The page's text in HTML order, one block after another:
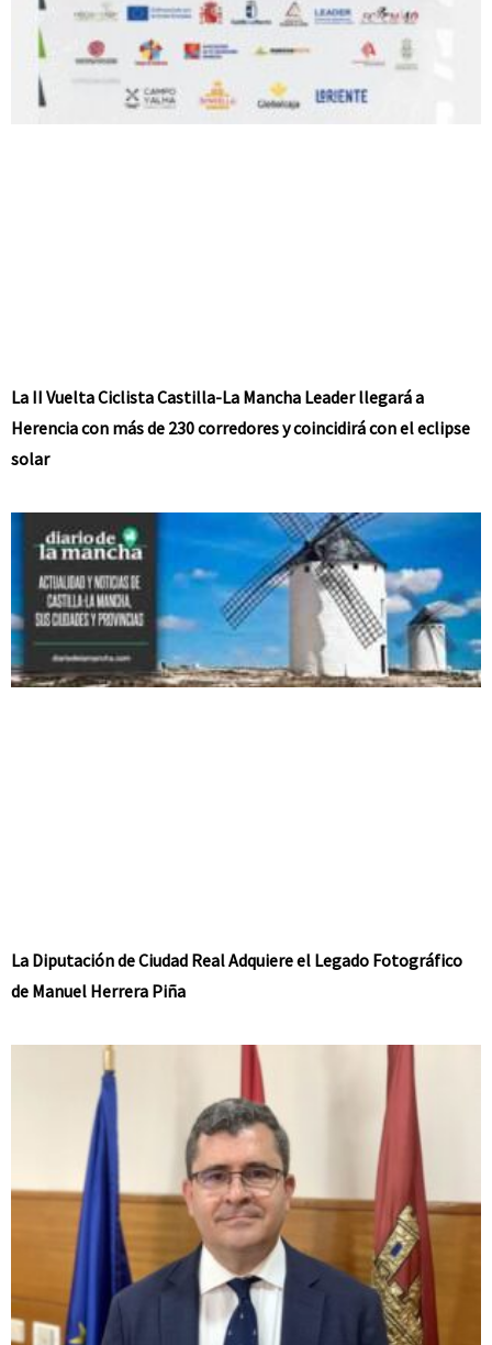
La II Vuelta Ciclista Castilla-La Mancha Leader llegará a
Herencia con más de 230 corredores y coincidirá con el eclipse
solar
La Diputación de Ciudad Real Adquiere el Legado Fotográfico
de Manuel Herrera Piña